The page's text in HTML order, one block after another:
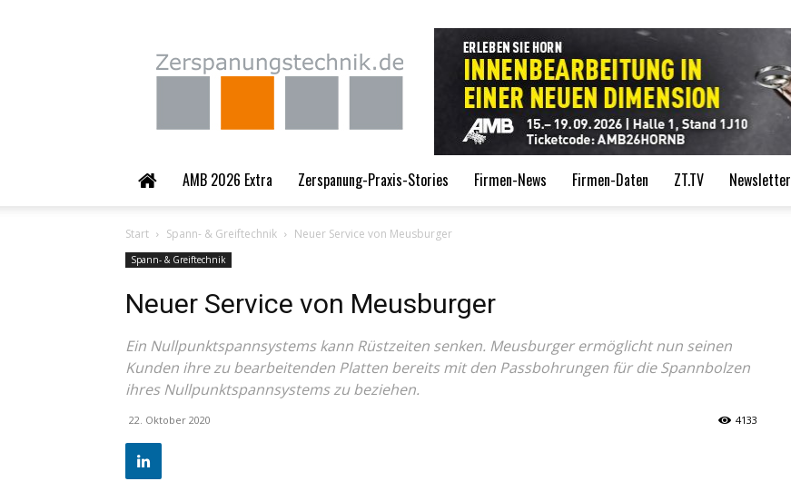
Zerspanungstechnik.de
AMB 2026 Extra Zerspanung-Praxis-Stories Firmen-News Firmen-Daten ZT.TV Newsletter
Start Spann- & Greiftechnik Neuer Service von Meusburger
Spann- & Greiftechnik
Neuer Service von Meusburger
Ein Nullpunktspannsystems kann Rüstzeiten senken. Meusburger ermöglicht nun seinen
Kunden ihre zu bearbeitenden Platten bereits mit den Passbohrungen für die Spannbolzen
ihres Nullpunktspannsystems zu beziehen.
22. Oktober 2020 4133